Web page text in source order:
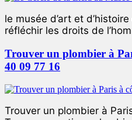
le musée d’art et
réfléchir les droits de
Trouver un plombier à
40 09 77 16
Trouver un plombier à